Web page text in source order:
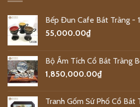
Bếp Đun Cafe Bát Tràng -
55,000.00₫
Bộ Ấm Tích Cổ Bát Tràng
1,850,000.00₫
Tranh Gốm Sứ Phố Cổ